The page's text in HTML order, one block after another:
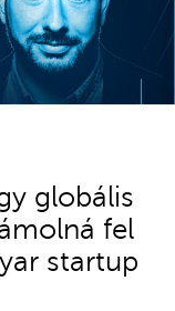
globális
fel
startup